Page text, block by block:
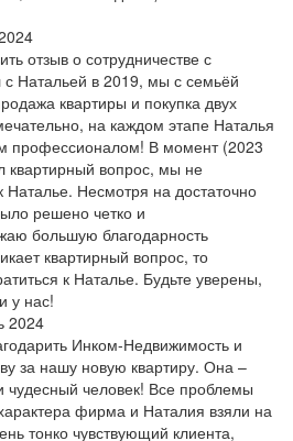
отзыв о сотрудничестве с
Натальей в 2019, мы с семьёй
квартиры и покупка двух
на каждом этапе Наталья
профессионалом! В момент (2023
квартирный вопрос, мы не
Наталье. Несмотря на достаточно
решено четко и
большую благодарность
квартирный вопрос, то
к Наталье. Будьте уверены,
у нас!
2024
Инком-Недвижимость и
за нашу новую квартиру. Она –
чудесный человек! Все проблемы
фирма и Наталия взяли на
тонко чувствующий клиента,